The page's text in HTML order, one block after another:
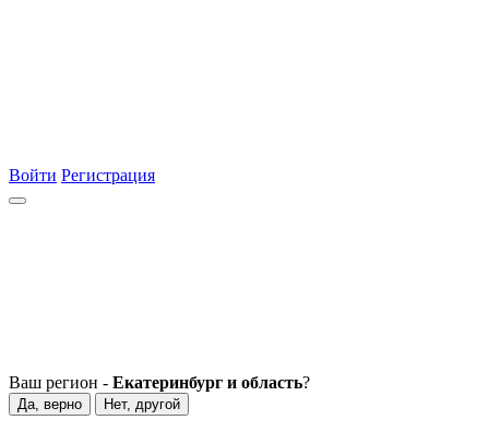
Войти Регистрация
Ваш регион - Екатеринбург и область?
Да, верно Нет, другой